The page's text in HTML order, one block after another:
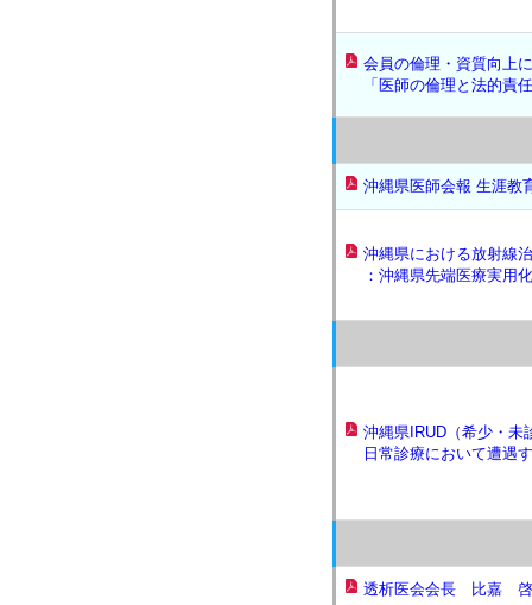
会員の倫理・資質向上
「医師の倫理と法的責
沖縄県医師会報 生涯教
沖縄県における放射線
：沖縄県先端医療実用
沖縄県IRUD（希少・未
日常診療において遭遇
透析医会会長 比嘉